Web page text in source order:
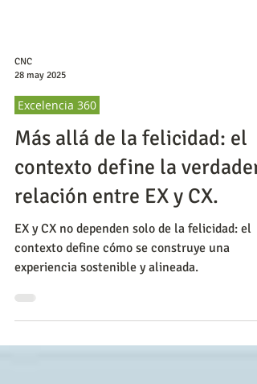
CNC
28 may 2025
Excelencia 360
Más allá de la felicidad: el
contexto define la
relación entre EX y CX.
EX y CX no dependen solo de la felicidad: el
experiencia sostenible y alineada.